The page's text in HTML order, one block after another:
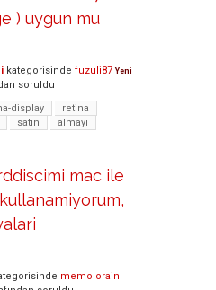
) uygun mu
kategorisinde fuzuli87 Yeni
soruldu
display
retina
satın
almayı
mac ile
memolorain